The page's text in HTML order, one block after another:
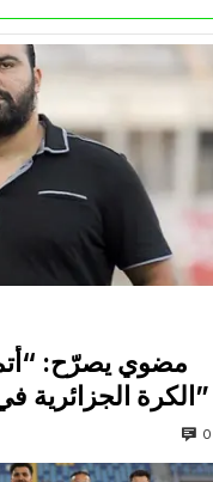
مضوي يصرّح:
الكرة الجزائرية في المسابقات القارية”
0